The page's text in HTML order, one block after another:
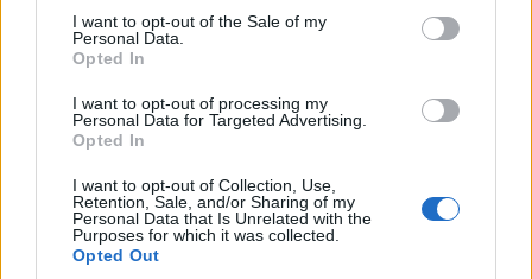
consent section.
I want to opt-out of the Sale of my
Personal Data.
Opted In
I want to opt-out of processing my
Personal Data for Targeted Advertising.
Opted In
I want to opt-out of Collection, Use,
Retention, Sale, and/or Sharing of my
Personal Data that Is Unrelated with the
Purposes for which it was collected.
Opted Out
CALCIO
per i 99 anni: quando il tifo
diventa memoria di quartiere
23 Luglio 2026 - 13:08Italo Lauro
A Testaccio e Trastevere, in occasione del 99°
compleanno dell’AS Roma, un murale firmato da